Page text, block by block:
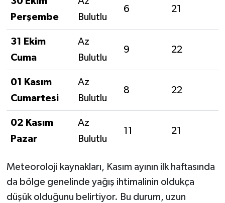
Perşembe
Bulutlu
6 21
31 Ekim
Cuma
Az
Bulutlu
9 22
01 Kasım
Cumartesi
Az
Bulutlu
8 22
02 Kasım
Pazar
Az
Bulutlu
11 21
Meteoroloji kaynakları, Kasım ayının ilk haftasında
da bölge genelinde yağış ihtimalinin oldukça
düşük olduğunu belirtiyor. Bu durum, uzun